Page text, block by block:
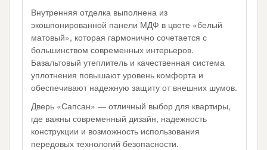
Внутренняя отделка выполнена из
экошпонированной панели МДФ в цвете «белый
матовый», которая гармонично сочетается с
большинством современных интерьеров.
Базальтовый утеплитель и качественная система
уплотнения повышают уровень комфорта и
обеспечивают надежную защиту от внешних шумов.
Дверь «Сапсан» — отличный выбор для квартиры,
где важны современный дизайн, надежность
конструкции и возможность использования
передовых технологий безопасности.